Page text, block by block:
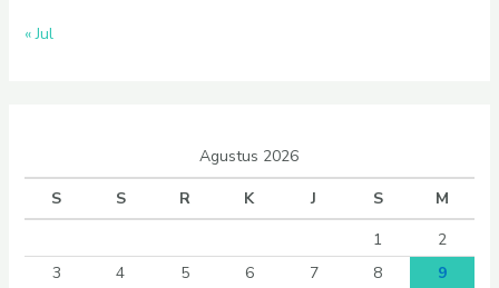
« Jul
Agustus 2026
S
S R K J S
M
1
2
3
4 5 6 7 8
9